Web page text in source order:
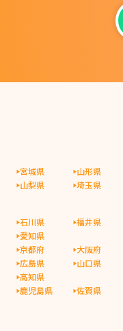
宮城県 山形県
山梨県 埼玉県
石川県
福井県
愛知県
京都府 大阪府
広島県
山口県
高知県
鹿児島県 佐賀県